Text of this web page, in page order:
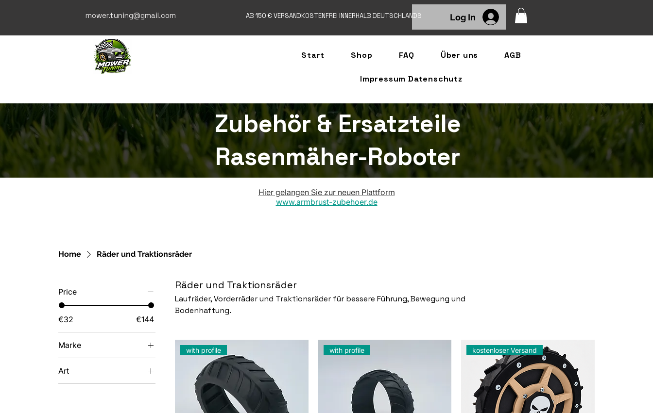
Start Shop FAQ Über uns AGB
Impressum Datenschutz
mower.tuning@gmail.com AB 150 € VERSANDKOSTENFREI INNERHALB DEUTSCHLANDS Log In
Zubehör & Ersatzteile
Rasenmäher-Roboter
Hier gelangen Sie zur neuen Plattform
www.armbrust-zubehoer.de
Home Räder und Traktionsräder
Price
€32 €144
Marke
Gardena
Husqvarna Automower
Art
Räder und
Räder und Traktionsräder
Laufräder, Vorderräder und Traktionsräder für bessere Führung, Bewegung und
Bodenhaftung.
with profile with profile kostenloser Versand